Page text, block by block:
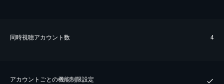
同時視聴アカウント数 4
アカウントごとの機能制限設定